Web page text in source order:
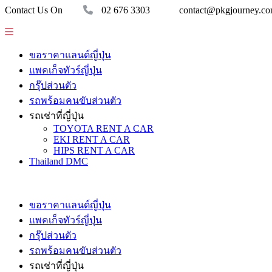
Contact Us On 02 676 3303
ขอราคาแลนด์ญี่ปุ่น
แพคเก็จทัวร์ญี่ปุ่น
กรุ๊ปส่วนตัว
รถพร้อมคนขับส่วนตัว
รถเช่าที่ญี่ปุ่น
TOYOTA RENT A CAR
EKI RENT A CAR
HIPS RENT A CAR
Thailand DMC
ขอราคาแลนด์ญี่ปุ่น
แพคเก็จทัวร์ญี่ปุ่น
กรุ๊ปส่วนตัว
รถพร้อมคนขับส่วนตัว
รถเช่าที่ญี่ปุ่น